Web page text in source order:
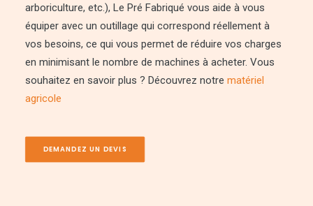
arboriculture, etc.), Le Pré Fabriqué vous aide à vous
équiper avec un outillage qui correspond réellement à
vos besoins, ce qui vous permet de réduire vos charges
en minimisant le nombre de machines à acheter. Vous
souhaitez en savoir plus ? Découvrez notre matériel
agricole
DEMANDEZ UN DEVIS